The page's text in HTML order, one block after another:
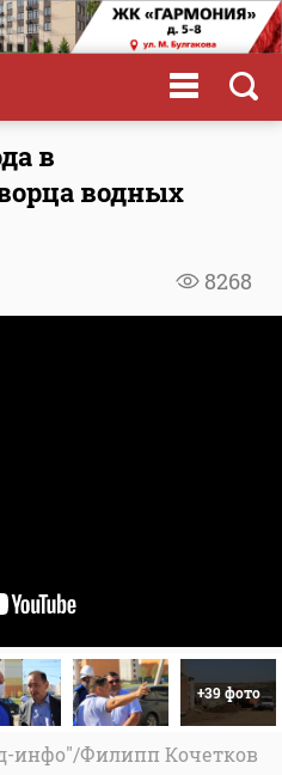
в
водных
8268
+39 фото
инфо"/Филипп Кочетков